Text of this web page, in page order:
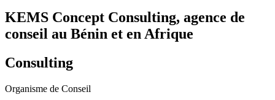
KEMS Concept Consulting, agence de
conseil au Bénin et en Afrique
Consulting
Organisme de Conseil